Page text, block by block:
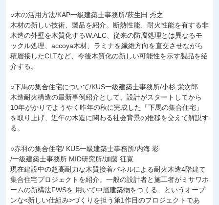
○木の活用方法/KAP一級建築士事務所/萩生田 秀之
木材の新しい技術、製品を紹介。断熱性能、耐火性能を有する非
木造の外壁を木質化するW.ALC、従来の防腐処理とは異なるモ
ックル処理、accoya木材、ラミナを繊維方向を直交させながら
積層接したCLTなど、今後木質化の新しい可能性を示す製品を紹
介する。
○下馬の集合住宅について/KUS一級建築士事務所/小杉 栄次郎
木造耐火構造の最新事例紹介として、設計がスタートしてから
10年がかりでようやく昨年の秋に完成した「下馬の集合住宅」
を取り上げ、近年の木造に関わる社会背景の推移を交えて解説す
る。
○赤羽の集合住宅/ KUS一級建築士事務所/内海 彩
/一級建築士事務所 MID研究所/加藤 征寛
現在建設中の超高耐力な木質接着パネルによる耐火木造4階建て
集合住宅プロジェクトを紹介。一般の設計者と施工者がミサワホ
ームの新構法FWSを 用いて中層建築物をつくる、というオープ
ンな<新しい仕組み>づくりを担う第1作目のプロジェクトであ